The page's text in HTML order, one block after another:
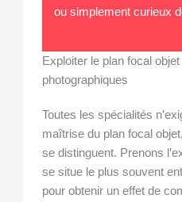
ou simplement curieux
Exploiter le plan focal
photographiques
Toutes les spécialités
maîtrise du plan focal
se distinguent. Prenons
se situe le plus souvent
pour obtenir un effet de